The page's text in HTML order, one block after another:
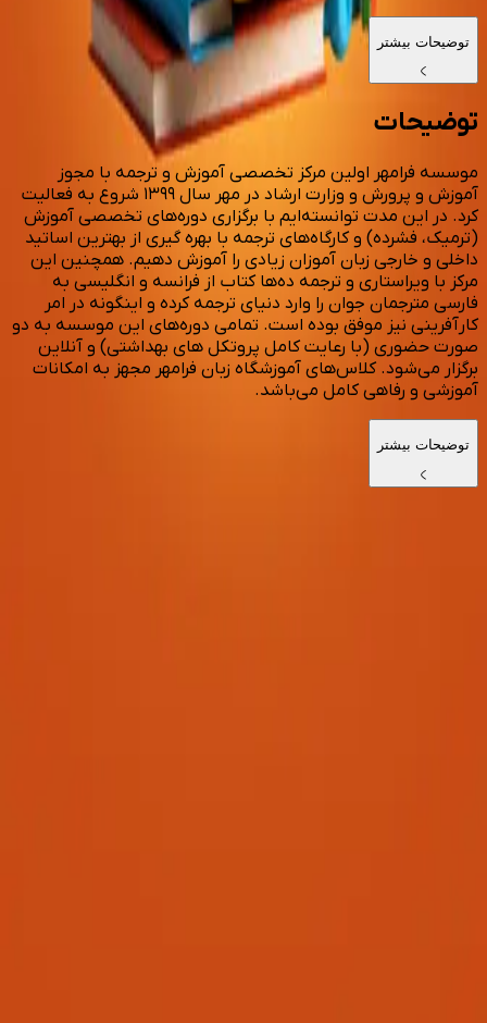
توضیحات بیشتر
توضیحات
موسسه فرامهر اولین مرکز تخصصی آموزش و ترجمه با مجوز
آموزش و پرورش و وزارت ارشاد در مهر سال ۱۳۹۹ شروع به فعالیت
کرد. در این مدت توانسته‌ایم با برگزاری دوره‌های تخصصی آموزش
(ترمیک، فشرده) و کارگاه‌های ترجمه با بهره گیری از بهترین اساتید
داخلی و خارجی زبان آموزان زیادی را آموزش دهیم. همچنین این
مرکز با ویراستاری و ترجمه ده‌ها کتاب از فرانسه و انگلیسی به
فارسی مترجمان جوان را وارد دنیای ترجمه کرده و اینگونه در امر
کارآفرینی نیز موفق بوده است. تمامی دوره‌های این موسسه به دو
صورت حضوری (با رعایت کامل پروتکل های بهداشتی) و آنلاین
برگزار می‌شود. کلاس‌های آموزشگاه زبان فرامهر مجهز به امکانات
آموزشی و رفاهی کامل می‌باشد.
توضیحات بیشتر